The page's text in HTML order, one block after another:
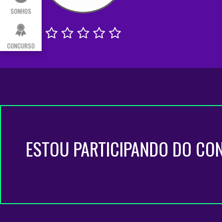
SONHOS
CONCURSO
ESTOU PARTICIPANDO DO